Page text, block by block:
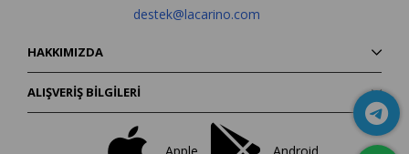
destek@lacarino.com
HAKKIMIZDA
ALIŞVERİŞ BİLGİLERİ